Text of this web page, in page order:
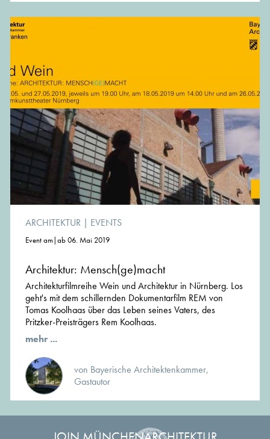
ARCHITEKTUR | EVENTS
Event am|ab 06. Mai 2019
Architektur: Mensch(ge)macht
Architekturfilmreihe Wein und Architektur in Nürnberg. Los
geht's mit dem schillernden Dokumentarfilm REM von
Tomas Koolhaas über das Leben seines Vaters, des
Pritzker-Preisträgers Rem Koolhaas.
mehr ...
von Bayerische Architektenkammer,
Gastautor